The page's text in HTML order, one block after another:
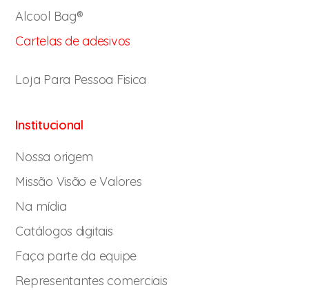
Alcool Bag®
Cartelas de adesivos
Loja Para Pessoa Fisica
Institucional
Nossa origem
Missão Visão e Valores
Na mídia
Catálogos digitais
Faça parte da equipe
Representantes comerciais